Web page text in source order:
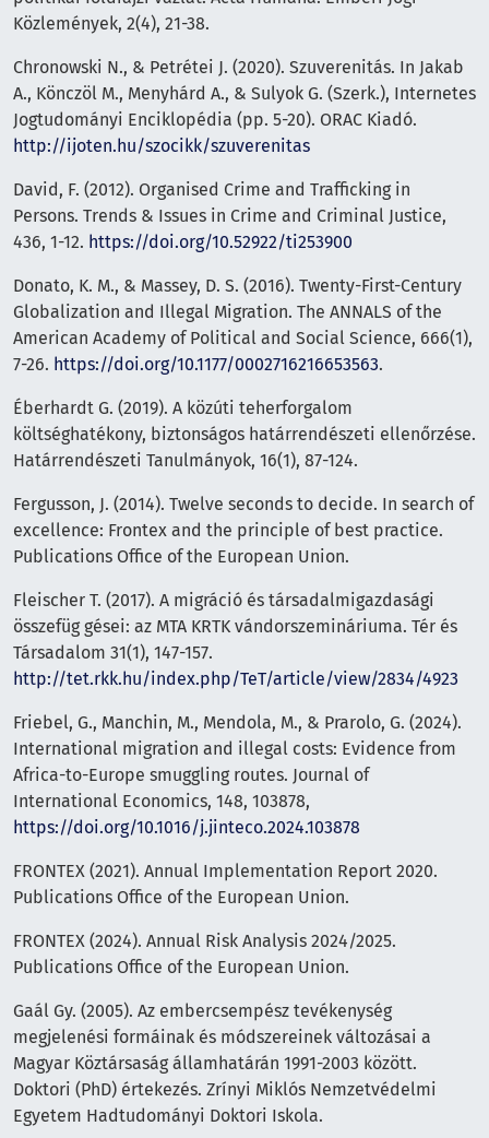
Közlemények, 2(4), 21-38.
Chronowski N., & Petrétei J. (2020). Szuverenitás. In Jakab
A., Könczöl M., Menyhárd A., & Sulyok G. (Szerk.), Internetes
Jogtudományi Enciklopédia (pp. 5-20). ORAC Kiadó.
http://ijoten.hu/szocikk/szuverenitas
David, F. (2012). Organised Crime and Trafficking in
Persons. Trends & Issues in Crime and Criminal Justice,
436, 1-12. https://doi.org/10.52922/ti253900
Donato, K. M., & Massey, D. S. (2016). Twenty-First-Century
Globalization and Illegal Migration. The ANNALS of the
American Academy of Political and Social Science, 666(1),
7-26. https://doi.org/10.1177/0002716216653563.
Éberhardt G. (2019). A közúti teherforgalom
költséghatékony, biztonságos határrendészeti ellenőrzése.
Határrendészeti Tanulmányok, 16(1), 87-124.
Fergusson, J. (2014). Twelve seconds to decide. In search of
excellence: Frontex and the principle of best practice.
Publications Office of the European Union.
Fleischer T. (2017). A migráció és társadalmigazdasági
összefüg gései: az MTA KRTK vándorszemináriuma. Tér és
Társadalom 31(1), 147-157.
http://tet.rkk.hu/index.php/TeT/article/view/2834/4923
Friebel, G., Manchin, M., Mendola, M., & Prarolo, G. (2024).
International migration and illegal costs: Evidence from
Africa-to-Europe smuggling routes. Journal of
International Economics, 148, 103878,
https://doi.org/10.1016/j.jinteco.2024.103878
FRONTEX (2021). Annual Implementation Report 2020.
Publications Office of the European Union.
FRONTEX (2024). Annual Risk Analysis 2024/2025.
Publications Office of the European Union.
Gaál Gy. (2005). Az embercsempész tevékenység
megjelenési formáinak és módszereinek változásai a
Magyar Köztársaság államhatárán 1991-2003 között.
Doktori (PhD) értekezés. Zrínyi Miklós Nemzetvédelmi
Egyetem Hadtudományi Doktori Iskola.